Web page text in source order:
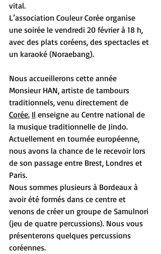
vital.
L’association Couleur Corée organise
une soirée le vendredi 20 février à 18 h,
avec des plats coréens, des spectacles et
un karaoké (Noraebang).
Nous accueillerons cette année
Monsieur HAN, artiste de tambours
traditionnels, venu directement de
Corée. Il enseigne au Centre national de
la musique traditionnelle de Jindo.
Actuellement en tournée européenne,
nous avons la chance de le recevoir lors
de son passage entre Brest, Londres et
Paris.
Nous sommes plusieurs à Bordeaux à
avoir été formés dans ce centre et
venons de créer un groupe de Samulnori
(jeu de quatre percussions). Nous vous
présenterons quelques percussions
coréennes.